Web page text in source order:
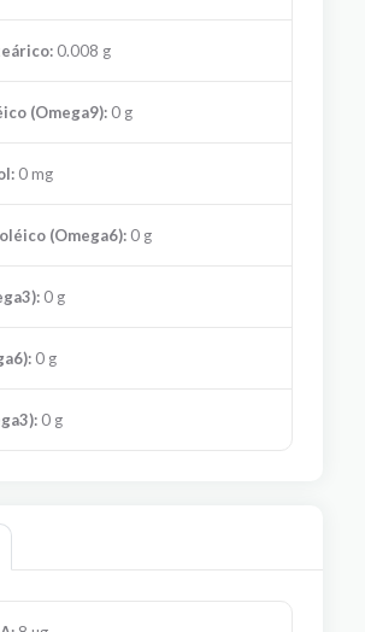
0.008 g
(Omega9): 0 g
0 mg
(Omega6): 0 g
0 g
0 g
0 g